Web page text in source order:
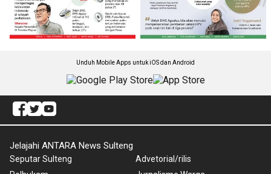
Unduh Mobile Apps untuk iOS dan Android
Jelajahi ANTARA News Sulteng
Seputar Sulteng
Advetorial/rilis